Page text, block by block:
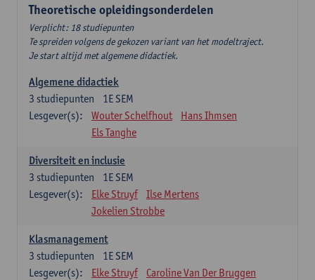
Theoretische opleidingsonderdelen
Verplicht: 18 studiepunten
Te spreiden volgens de gekozen variant van het modeltraject.
Je start altijd met algemene didactiek.
Algemene didactiek
1E SEM
3 studiepunten
Lesgever(s):
Wouter Schelfhout
Hans Ihmsen
Els Tanghe
Diversiteit en inclusie
1E SEM
3 studiepunten
Lesgever(s):
Elke Struyf
Ilse Mertens
Jokelien Strobbe
Klasmanagement
1E SEM
3 studiepunten
Lesgever(s):
Elke Struyf Caroline Van Der Bruggen